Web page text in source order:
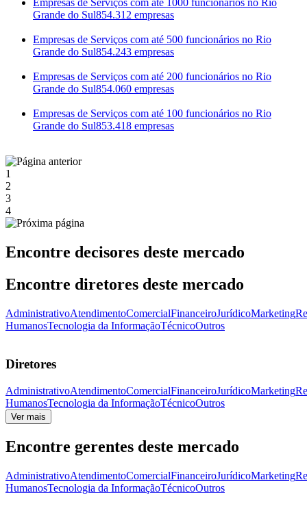
Empresas de Serviços com até 1000 funcionários no Rio
Grande do Sul854.312 empresas
Empresas de Serviços com até 500 funcionários no Rio
Grande do Sul854.243 empresas
Empresas de Serviços com até 200 funcionários no Rio
Grande do Sul854.060 empresas
Empresas de Serviços com até 100 funcionários no Rio
Grande do Sul853.418 empresas
1
2
3
4
Encontre decisores deste mercado
Encontre diretores deste mercado
AdministrativoAtendimentoComercialFinanceiroJurídicoMarketing
HumanosTecnologia da InformaçãoTécnicoOutros
Diretores
AdministrativoAtendimentoComercialFinanceiroJurídicoMarketing
HumanosTecnologia da InformaçãoTécnicoOutros
Ver mais
Encontre gerentes deste mercado
AdministrativoAtendimentoComercialFinanceiroJurídicoMarketing
HumanosTecnologia da InformaçãoTécnicoOutros